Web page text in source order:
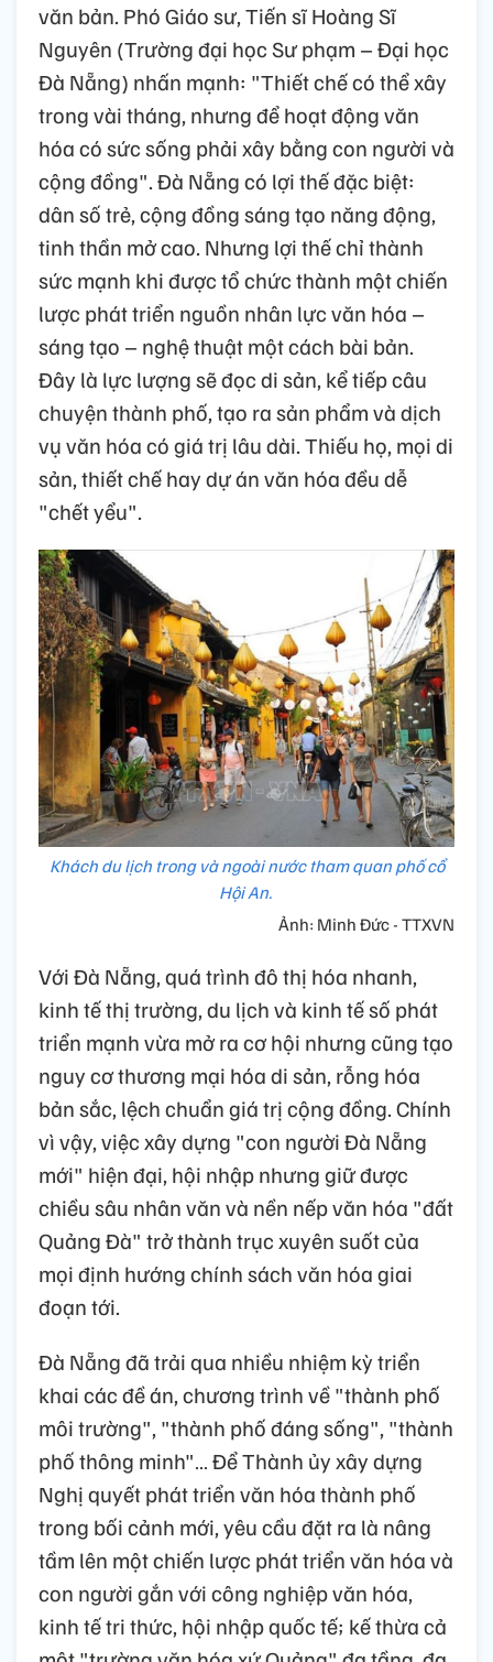
văn bản. Phó Giáo sư, Tiến sĩ Hoàng Sĩ
Nguyên (Trường đại học Sư phạm – Đại học
Đà Nẵng) nhấn mạnh: "Thiết chế có thể xây
trong vài tháng, nhưng để hoạt động văn
hóa có sức sống phải xây bằng con người và
cộng đồng". Đà Nẵng có lợi thế đặc biệt:
dân số trẻ, cộng đồng sáng tạo năng động,
tinh thần mở cao. Nhưng lợi thế chỉ thành
sức mạnh khi được tổ chức thành một chiến
lược phát triển nguồn nhân lực văn hóa –
sáng tạo – nghệ thuật một cách bài bản.
Đây là lực lượng sẽ đọc di sản, kể tiếp câu
chuyện thành phố, tạo ra sản phẩm và dịch
vụ văn hóa có giá trị lâu dài. Thiếu họ, mọi di
sản, thiết chế hay dự án văn hóa đều dễ
"chết yểu".
Khách du lịch trong và ngoài nước tham quan phố cổ
Hội An.
Ảnh: Minh Đức - TTXVN
Với Đà Nẵng, quá trình đô thị hóa nhanh,
kinh tế thị trường, du lịch và kinh tế số phát
triển mạnh vừa mở ra cơ hội nhưng cũng tạo
nguy cơ thương mại hóa di sản, rỗng hóa
bản sắc, lệch chuẩn giá trị cộng đồng. Chính
vì vậy, việc xây dựng "con người Đà Nẵng
mới" hiện đại, hội nhập nhưng giữ được
chiều sâu nhân văn và nền nếp văn hóa "đất
Quảng Đà" trở thành trục xuyên suốt của
mọi định hướng chính sách văn hóa giai
đoạn tới.
Đà Nẵng đã trải qua nhiều nhiệm kỳ triển
khai các đề án, chương trình về "thành phố
môi trường", "thành phố đáng sống", "thành
phố thông minh"… Để Thành ủy xây dựng
Nghị quyết phát triển văn hóa thành phố
trong bối cảnh mới, yêu cầu đặt ra là nâng
tầm lên một chiến lược phát triển văn hóa và
con người gắn với công nghiệp văn hóa,
kinh tế tri thức, hội nhập quốc tế; kế thừa cả